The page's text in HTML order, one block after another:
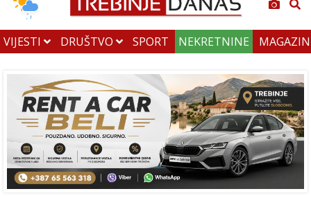
VIJESTI DRUŠTVO SPORT NEKRETNINE